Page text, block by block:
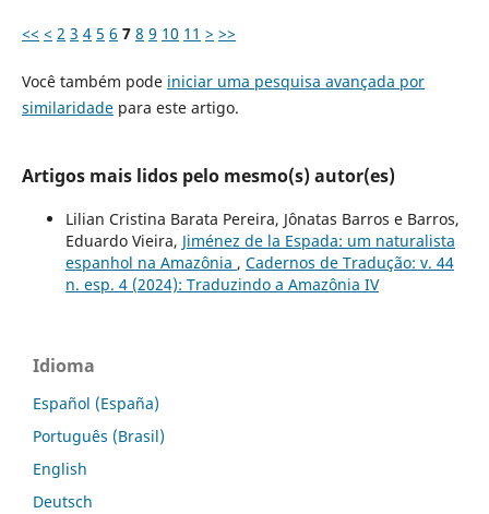
<< < 2 3 4 5 6 7 8 9 10 11 > >>
Você também pode iniciar uma pesquisa avançada por
similaridadepara este artigo.
Artigos mais lidos pelo mesmo(s) autor(es)
Lilian Cristina Barata Pereira, Jônatas Barros e Barros,
Eduardo Vieira, Jiménez de la Espada: um naturalista
espanhol na Amazônia , Cadernos de Tradução: v. 44
n. esp. 4 (2024): Traduzindo a Amazônia IV
Idioma
Español (España)
Português (Brasil)
English
Deutsch